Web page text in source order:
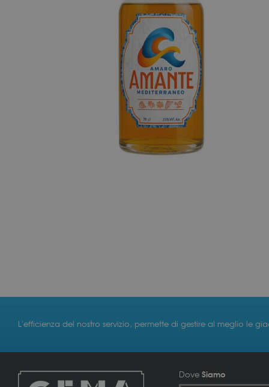
L'efficienza del nostro servizio, permette di gestire al meglio le
Dove Siamo